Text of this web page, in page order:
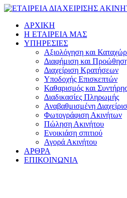
Μετάβαση
περιεχόμενο
ΑΡΧΙΚΗ
Η ΕΤΑΙΡΕΙΑ ΜΑΣ
ΥΠΗΡΕΣΙΕΣ
Αξιολόγηση και
Διαφήμιση και
Διαχείριση Κρατήσεων
Υποδοχής Επισκεπτών
Καθαρισμός και
Διαδικασίες Πληρωμής
Αναβαθμισμένη
Φωτογράφιση Ακινήτων
Πώληση Ακινήτου
Ενοικιάση σπιτιού
Αγορά Ακινήτου
ΑΡΘΡΑ
ΕΠΙΚΟΙΝΩΝΙΑ